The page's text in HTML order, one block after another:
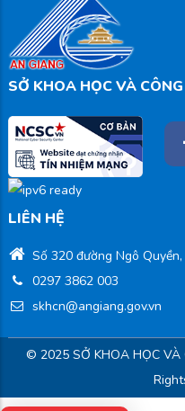
SỞ KHOA HỌC VÀ
LIÊN HỆ
Số 320 đường Ngô
0297 3862 003
skhcn@angiang.gov.vn
© 2025 SỞ KHOA HỌC VÀ